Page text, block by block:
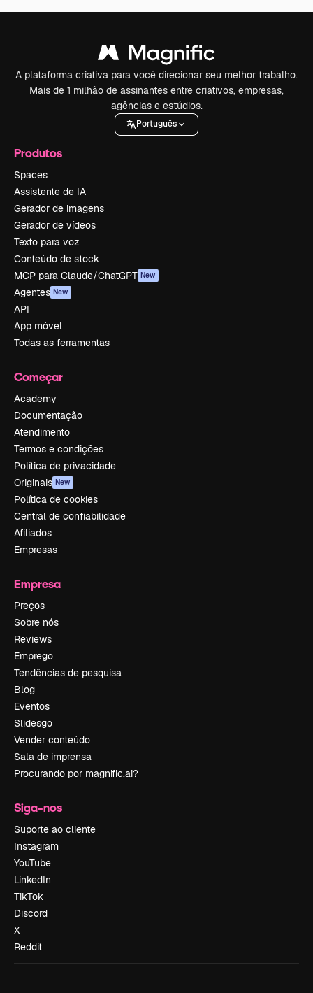
A plataforma criativa para você direcionar seu melhor trabalho.
Mais de 1 milhão de assinantes entre criativos, empresas,
agências e estúdios.
Português
Produtos
Spaces
Assistente de IA
Gerador de imagens
Gerador de vídeos
Texto para voz
Conteúdo de stock
MCP para Claude/ChatGPT New
Agentes New
API
App móvel
Todas as ferramentas
Começar
Academy
Documentação
Atendimento
Termos e condições
Política de privacidade
Originais New
Política de cookies
Central de confiabilidade
Afiliados
Empresas
Empresa
Preços
Sobre nós
Reviews
Emprego
Tendências de pesquisa
Blog
Eventos
Slidesgo
Vender conteúdo
Sala de imprensa
Procurando por magnific.ai?
Siga-nos
Suporte ao cliente
Instagram
YouTube
LinkedIn
TikTok
Discord
X
Reddit